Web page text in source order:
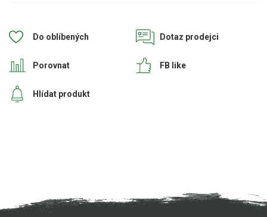
Aku STIHL
Do oblíbených
Porovnat
Dotaz prodejci
Hlídat produkt
FB like